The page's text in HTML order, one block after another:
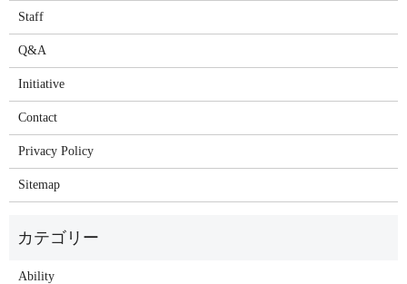
Staff
Q&A
Initiative
Contact
Privacy Policy
Sitemap
Ability